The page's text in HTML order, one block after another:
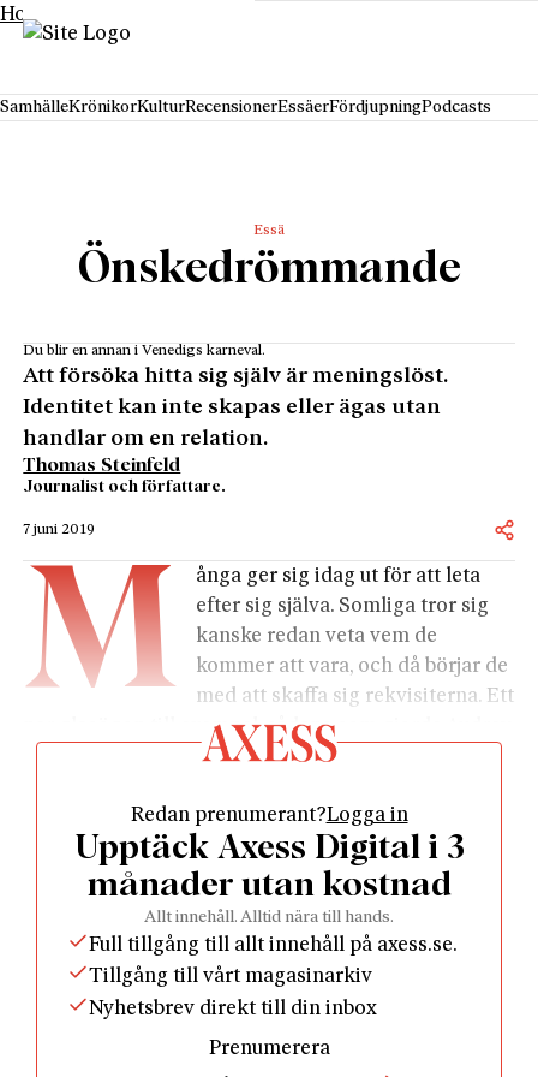
Hoppa till innehåll
SamhälleKrönikorKulturRecensionerEssäerFördjupningPodcasts
Essä
Önskedrömmande
Du blir en annan i Venedigs karneval.
Att försöka hitta sig själv är meningslöst.
Identitet kan inte skapas eller ägas utan
handlar om en relation.
Thomas Steinfeld
Journalist och författare.
7 juni 2019
M
ånga ger sig idag ut för att leta
efter sig själva. Somliga tror sig
kanske redan veta vem de
kommer att vara, och då börjar de
med att skaffa sig rekvisiterna. Ett
par glasögon till exempel, sådana som gjorde Audrey
blir de föremål för ett reportage. Då kommer
fotografen och tar en bild på dem när de tittar ut
genom ett fönster, med en salig blick riktad mot en
fjärran sanning, och så står det någonting i
bildtexten om en själ som äntligen fann ro.
Antagligen vet denna själ dock redan vid
fotografiets tillblivelse att hela uppsättningen
sig själv för en liten stund, och så dröjer det lite
Redan prenumerant?Logga in
Upptäck Axess Digital i 3
månader utan kostnad
Allt innehåll. Alltid nära till hands.
Full tillgång till allt innehåll på axess.se.
Tillgång till vårt magasinarkiv
Nyhetsbrev direkt till din inbox
Prenumerera